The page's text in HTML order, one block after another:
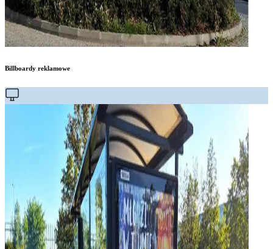
Billboardy reklamowe